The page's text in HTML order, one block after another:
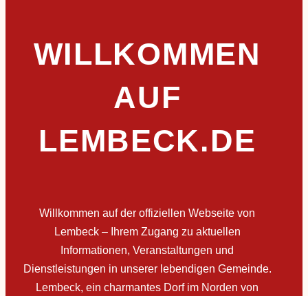
WILLKOMMEN
AUF
LEMBECK.DE
Willkommen auf der offiziellen Webseite von
Lembeck – Ihrem Zugang zu aktuellen
Informationen, Veranstaltungen und
Dienstleistungen in unserer lebendigen Gemeinde.
Lembeck, ein charmantes Dorf im Norden von